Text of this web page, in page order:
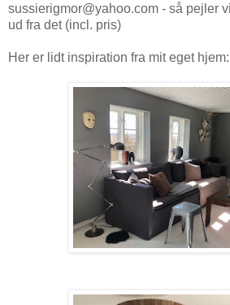
sussierigmor@yahoo.com - så pejler
ud fra det (incl. pris)
Her er lidt inspiration fra mit eget hjem: